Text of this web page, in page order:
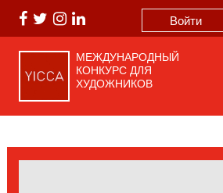
Войти
МЕЖДУНАРОДНЫЙ
КОНКУРС ДЛЯ
ХУДОЖНИКОВ